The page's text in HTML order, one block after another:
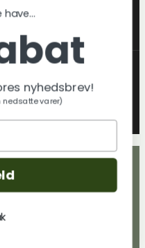
& certificeringer
have...
nyhedsbrev!
nedsatte varer)